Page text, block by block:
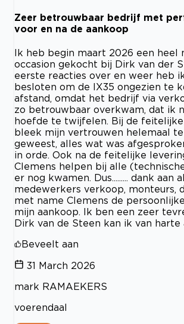
Zeer betrouwbaar bedrijf met
voor en na de aankoop
Ik heb begin maart 2026 een heel
occasion gekocht bij Dirk van der
eerste reacties over en weer heb
besloten om de IX35 ongezien te
afstand, omdat het bedrijf via
zo betrouwbaar overkwam, dat ik
hoefde te twijfelen. Bij de
bleek mijn vertrouwen helemaal
geweest, alles wat was
in orde. Ook na de feitelijke
Clemens helpen bij alle
er nog kwamen. Dus......... dank aan
medewerkers verkoop, monteurs,
met name Clemens de
mijn aankoop. Ik ben een zeer
Dirk van de Steen kan ik van harte
Beveelt aan
31 March 2026
mark RAMAEKERS
voerendaal